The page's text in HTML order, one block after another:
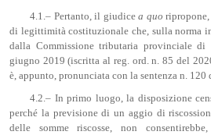
4.1.– Pertanto, il giudicea quo ripropone,
di legittimità costituzionale che, sulla norma
dalla Commissione tributaria provinciale di
giugno 2019 (iscritta al reg. ord. n. 85 del
è, appunto, pronunciata con la sentenza n. 120
4.2.– In primo luogo, la disposizione
perché la previsione di un aggio di
delle somme riscosse, non